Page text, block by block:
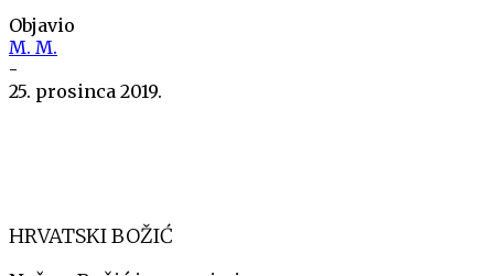
Objavio
M. M.
-
25. prosinca 2019.
HRVATSKI BOŽIĆ